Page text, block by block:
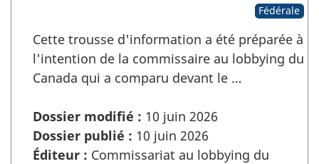
Fédérale
Cette trousse d'information a été préparée à
l'intention de la commissaire au lobbying du
Canada qui a comparu devant le …
Dossier modifié : 10 juin 2026
Dossier publié : 10 juin 2026
Éditeur : Commissariat au lobbying du